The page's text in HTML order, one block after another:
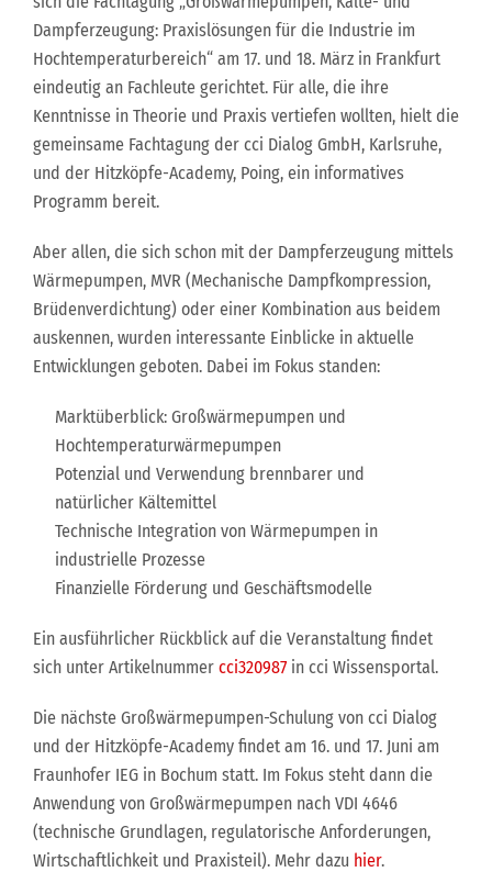
Dampferzeugung: Praxislösungen für die Industrie im
Hochtemperaturbereich“ am 17. und 18. März in Frankfurt
eindeutig an Fachleute gerichtet. Für alle, die ihre
Kenntnisse in Theorie und Praxis vertiefen wollten, hielt die
gemeinsame Fachtagung der cci Dialog GmbH, Karlsruhe,
und der Hitzköpfe-Academy, Poing, ein informatives
Programm bereit.
Aber allen, die sich schon mit der Dampferzeugung mittels
Wärmepumpen, MVR (Mechanische Dampfkompression,
Brüdenverdichtung) oder einer Kombination aus beidem
auskennen, wurden interessante Einblicke in aktuelle
Entwicklungen geboten. Dabei im Fokus standen:
Marktüberblick: Großwärmepumpen und
Hochtemperaturwärmepumpen
Potenzial und Verwendung brennbarer und
natürlicher Kältemittel
Technische Integration von Wärmepumpen in
industrielle Prozesse
Finanzielle Förderung und Geschäftsmodelle
Ein ausführlicher Rückblick auf die Veranstaltung findet
sich unter Artikelnummer cci320987 in cci Wissensportal.
Die nächste Großwärmepumpen-Schulung von cci Dialog
und der Hitzköpfe-Academy findet am 16. und 17. Juni am
Fraunhofer IEG in Bochum statt. Im Fokus steht dann die
Anwendung von Großwärmepumpen nach VDI 4646
(technische Grundlagen, regulatorische Anforderungen,
Wirtschaftlichkeit und Praxisteil). Mehr dazu hier.